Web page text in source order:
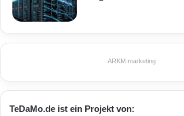
ARKM.marketing
TeDaMo.de ist ein Projekt von: